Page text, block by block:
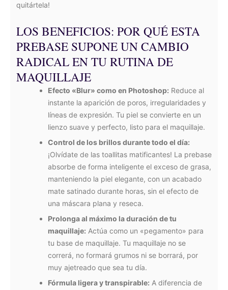
quitártela!
LOS BENEFICIOS: POR QUÉ ESTA
PREBASE SUPONE UN CAMBIO
RADICAL EN TU RUTINA DE
MAQUILLAJE
Efecto «Blur» como en Photoshop: Reduce al
instante la aparición de poros, irregularidades y
líneas de expresión. Tu piel se convierte en un
lienzo suave y perfecto, listo para el maquillaje.
Control de los brillos durante todo el día:
¡Olvídate de las toallitas matificantes! La prebase
absorbe de forma inteligente el exceso de grasa,
manteniendo la piel elegante, con un acabado
mate satinado durante horas, sin el efecto de
una máscara plana y reseca.
Prolonga al máximo la duración de tu
maquillaje: Actúa como un «pegamento» para
tu base de maquillaje. Tu maquillaje no se
correrá, no formará grumos ni se borrará, por
muy ajetreado que sea tu día.
Fórmula ligera y transpirable: A diferencia de